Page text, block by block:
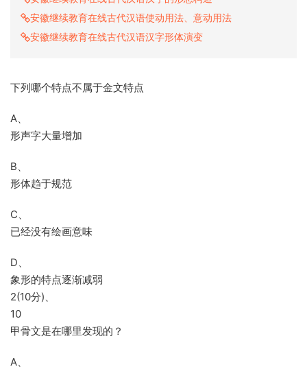
安徽继续教育在线古代汉语使动用法、意动用法
安徽继续教育在线古代汉语汉字形体演变
下列哪个特点不属于金文特点
A、
形声字大量增加
B、
形体趋于规范
C、
已经没有绘画意味
D、
象形的特点逐渐减弱
2(10分)、
10
甲骨文是在哪里发现的？
A、